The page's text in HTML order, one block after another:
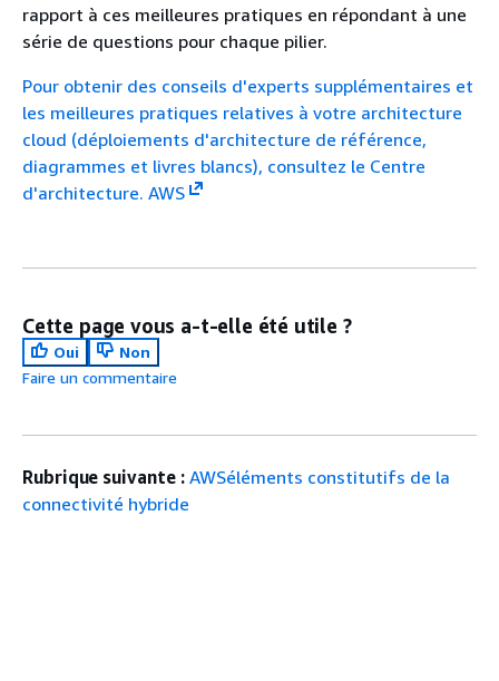
rapport à ces meilleures pratiques en répondant à une
série de questions pour chaque pilier.
Pour obtenir des conseils d'experts supplémentaires et
les meilleures pratiques relatives à votre architecture
cloud (déploiements d'architecture de référence,
diagrammes et livres blancs), consultez le Centre
d'architecture. AWS
Cette page vous a-t-elle été utile ?
Oui
Non
Faire un commentaire
Rubrique suivante : AWSéléments constitutifs de la
connectivité hybride